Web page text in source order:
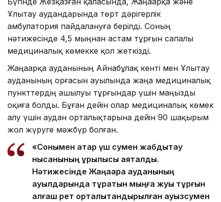
Ұлытау аудандарында төрт дәрігерлік
амбулатория пайдалануға берілді. Соның
нәтижесінде 4,5 мыңнан астам тұрғын сапалы
медициналық көмекке қол жеткізді.
Жаңаарқа ауданының Айнабұлақ кенті мен Ұлытау
ауданының Қорғасын ауылында жаңа медициналық
пункттердің ашылуы тұрғындар үшін маңызды
оқиға болды. Бұған дейін олар медициналық көмек
алу үшін аудан орталықтарына дейін 90 шақырым
жол жүруге мәжбүр болған.
«Сонымен қатар үш сумен жабдықтау
нысанының құрылысы аяқталды.
Нәтижесінде Жаңаарқа ауданының
ауылдарында тұратын мыңға жуық тұрғын
алғаш рет орталықтандырылған ауызсумен